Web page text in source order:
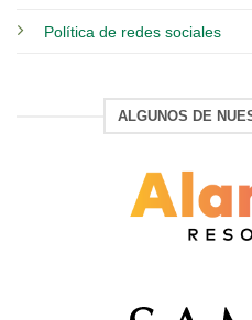
Política de redes sociales
ALGUNOS DE